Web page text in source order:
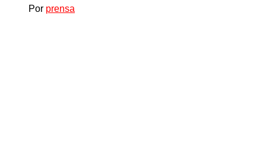
Por prensa